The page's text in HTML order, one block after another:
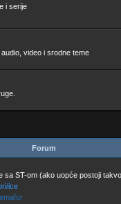
i serije
video i srodne teme
Forum
sa ST-om (ako uopće postoji
ice